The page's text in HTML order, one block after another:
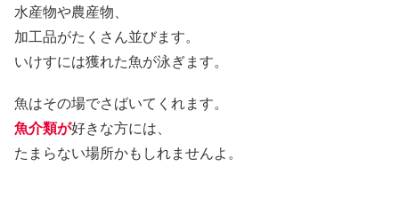
水産物や農産物、
加工品がたくさん並びます。
いけすには獲れた魚が泳ぎます。
魚はその場でさばいてくれます。
魚介類が好きな方には、
たまらない場所かもしれませんよ。